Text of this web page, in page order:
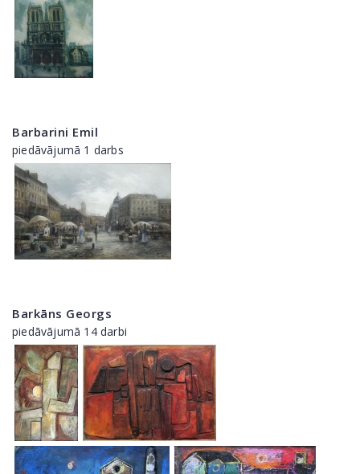
Barbarini Emil
piedāvājumā 1 darbs
Barkāns Georgs
piedāvājumā 14 darbi